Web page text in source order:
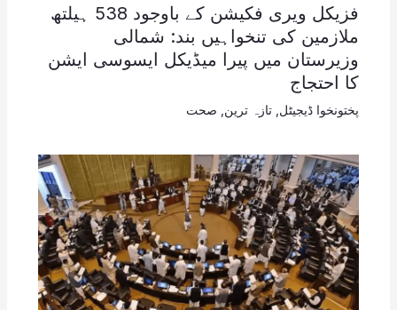
فزیکل ویری فکیشن کے باوجود 538 ہیلتھ
ملازمین کی تنخواہیں بند: شمالی
وزیرستان میں پیرا میڈیکل ایسوسی ایشن
کا احتجاج
پختونخوا ڈیجیٹل تازہ ترین صحت